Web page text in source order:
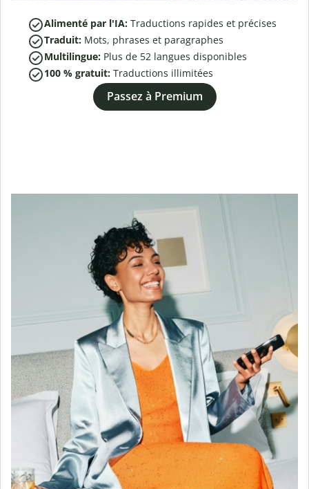
Alimenté par l'IA: Traductions rapides et précises
Traduit: Mots, phrases et paragraphes
Multilingue: Plus de 52 langues disponibles
100 % gratuit: Traductions illimitées
Passez à Premium